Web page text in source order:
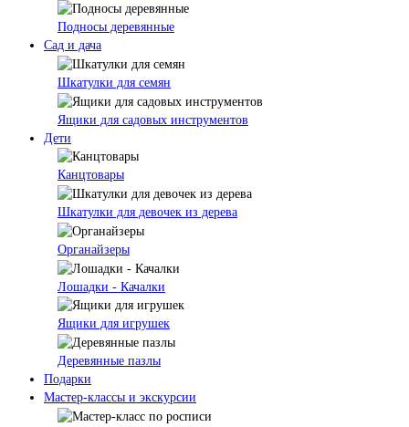
Подносы деревянные
Сад и дача
Шкатулки для семян
Ящики для садовых инструментов
Дети
Канцтовары
Шкатулки для девочек из дерева
Органайзеры
Лошадки - Качалки
Ящики для игрушек
Деревянные пазлы
Подарки
Мастер-классы и экскурсии